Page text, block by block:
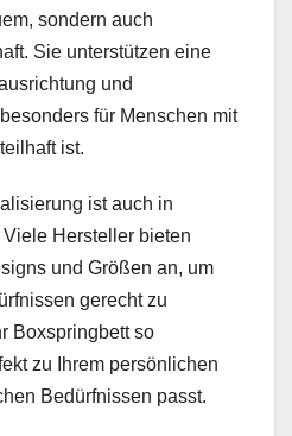
sondern auch
Sie unterstützen eine
und
für Menschen mit
ist.
ist auch in
Hersteller bieten
und Größen an, um
gerecht zu
Boxspringbett so
zu Ihrem persönlichen
Bedürfnissen passt.